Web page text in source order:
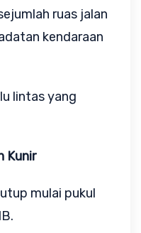
ruas jalan
kendaraan
lintas yang
Kunir
mulai pukul